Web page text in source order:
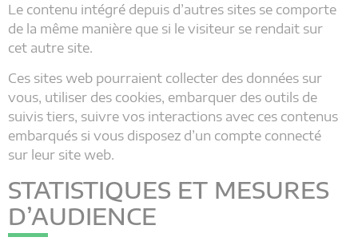
Le contenu intégré depuis d’autres sites se comporte
de la même manière que si le visiteur se rendait sur
cet autre site.
Ces sites web pourraient collecter des données sur
vous, utiliser des cookies, embarquer des outils de
suivis tiers, suivre vos interactions avec ces contenus
embarqués si vous disposez d’un compte connecté
sur leur site web.
STATISTIQUES ET MESURES
D’AUDIENCE